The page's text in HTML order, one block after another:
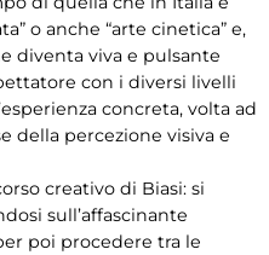
o anche “arte cinetica” e,
diventa viva e pulsante
con i diversi livelli
concreta, volta ad
della percezione visiva e
creativo di Biasi: si
sull’affascinante
poi procedere tra le